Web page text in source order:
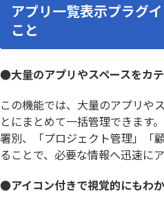
アプリ一覧表示プラグ
こと
●大量のアプリやスペースをカ
この機能では、大量のアプリや
とにまとめて一括管理できます
署別、「プロジェクト管理」「
ることで、必要な情報へ迅速に
●アイコン付きで視覚的にもわ